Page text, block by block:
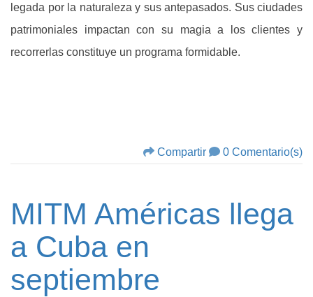
legada por la naturaleza y sus antepasados. Sus ciudades
patrimoniales impactan con su magia a los clientes y
recorrerlas constituye un programa formidable.
Compartir 0 Comentario(s)
MITM Américas llega
a Cuba en
septiembre